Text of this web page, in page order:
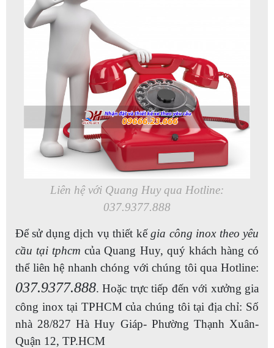
Liên hệ với Quang Huy qua Hotline:
037.9377.888
Để sử dụng dịch vụ thiết kếgia công inox theo yêu
cầu tại tphcm của Quang Huy, quý khách hàng có
thể liên hệ nhanh chóng với chúng tôi qua Hotline:
037.9377.888. Hoặc trực tiếp đến với xưởng gia
công inox tại TPHCM của chúng tôi tại địa chỉ: Số
nhà 28/827 Hà Huy Giáp- Phường Thạnh Xuân-
Quận 12, TP.HCM